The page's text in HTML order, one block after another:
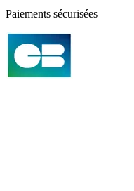
Paiements sécurisées